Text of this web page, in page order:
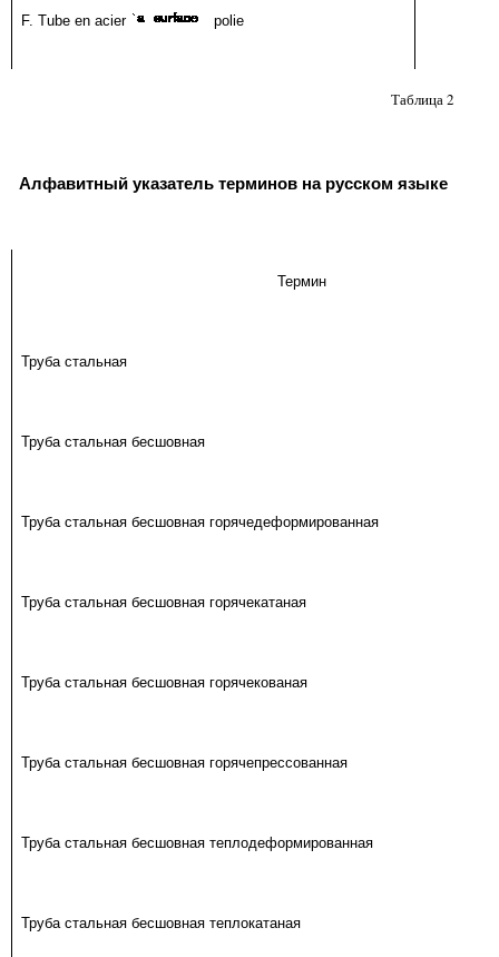
F. Tube en acier polie
Таблица 2
Алфавитный указатель терминов на русском языке
Термин
Труба стальная
Труба стальная бесшовная
Труба стальная бесшовная горячедеформированная
Труба стальная бесшовная горячекатаная
Труба стальная бесшовная горячекованая
Труба стальная бесшовная горячепрессованная
Труба стальная бесшовная теплодеформированная
Труба стальная бесшовная теплокатаная